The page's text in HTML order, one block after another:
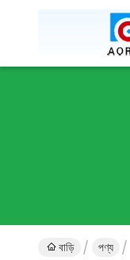
বাড়ি পণ্য